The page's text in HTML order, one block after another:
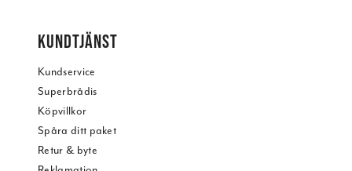
KUNDTJÄNST
Kundservice
Superbrådis
Köpvillkor
Spåra ditt paket
Retur & byte